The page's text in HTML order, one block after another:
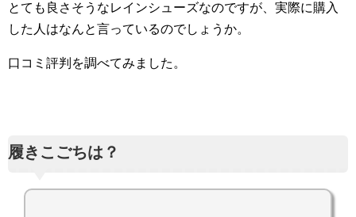
とても良さそうなレインシューズなのですが、実際に購入
した人はなんと言っているのでしょうか。
口コミ評判を調べてみました。
履きこごちは？